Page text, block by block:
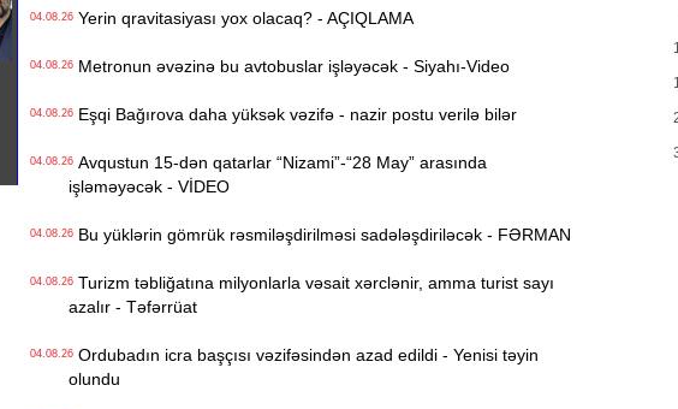
04.08.26Yerin qravitasiyası yox olacaq? - AÇIQLAMA
04.08.26Metronun əvəzinə bu avtobuslar işləyəcək - Siyahı-Video
04.08.26Eşqi Bağırova daha yüksək vəzifə - nazir postu verilə bilər
04.08.26Avqustun 15-dən qatarlar “Nizami”-“28 May” arasında
işləməyəcək - VİDEO
04.08.26Bu yüklərin gömrük rəsmiləşdirilməsi sadələşdiriləcək - FƏRMAN
04.08.26Turizm təbliğatına milyonlarla vəsait xərclənir, amma turist sayı
azalır - Təfərrüat
04.08.26Ordubadın icra başçısı vəzifəsindən azad edildi - Yenisi təyin
olundu